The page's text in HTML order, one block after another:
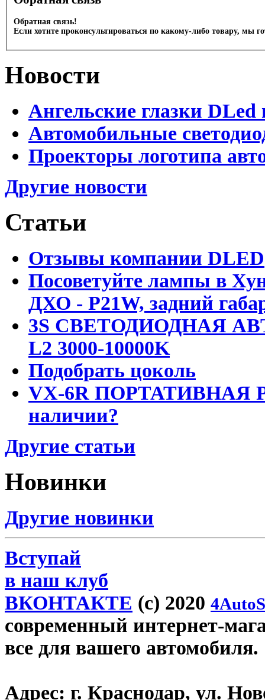
Обратная связь!
Если хотите проконсультироваться по какому-либо товару, мы
Новости
Ангельские глазки DLed
Автомобильные
Проекторы логотипа
Другие новости
Статьи
Отзывы компании DLED
Посоветуйте лампы в
ДХО - P21W, задний
3S СВЕТОДИОДНАЯ
L2 3000-10000K
Подобрать цоколь
VX-6R ПОРТАТИВНАЯ
наличии?
Другие статьи
Новинки
Другие новинки
Вступай
в наш клуб
ВКОНТАКТЕ (c) 2020
современный интернет-
все для вашего автомобиля.
Адрес: г. Краснодар, ул.